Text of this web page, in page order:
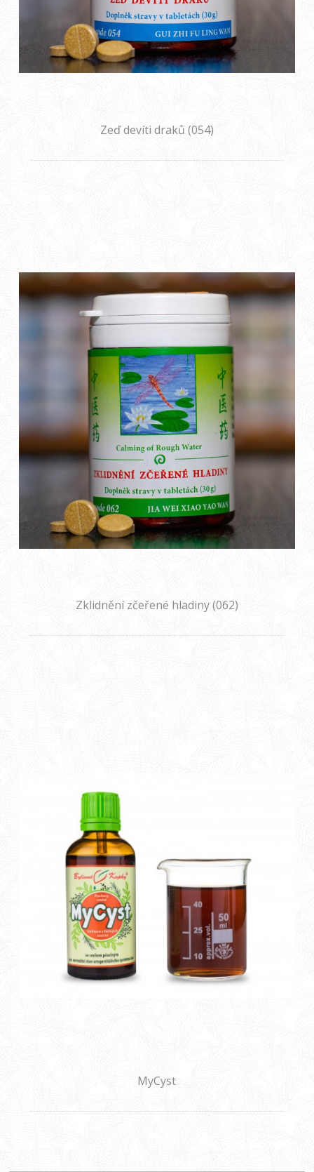
Zeď devíti draků (054)
Zklidnění zčeřené hladiny (062)
MyCyst